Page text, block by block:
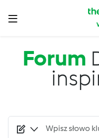
Forum